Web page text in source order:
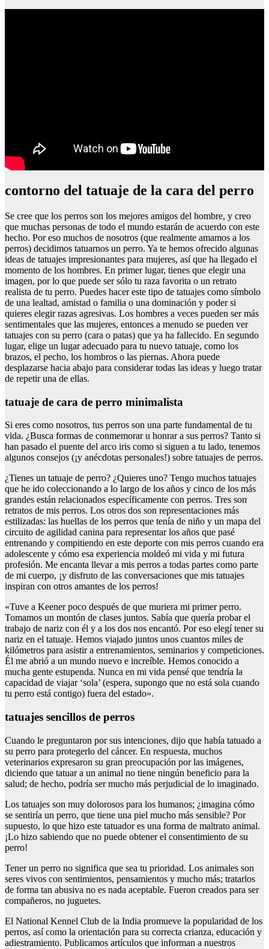
contorno del tatuaje de la cara del perro
Se cree que los perros son los mejores amigos del hombre, y creo
que muchas personas de todo el mundo estarán de acuerdo con este
hecho. Por eso muchos de nosotros (que realmente amamos a los
perros) decidimos tatuarnos un perro. Ya te hemos ofrecido algunas
ideas de tatuajes impresionantes para mujeres, así que ha llegado el
momento de los hombres. En primer lugar, tienes que elegir una
imagen, por lo que puede ser sólo tu raza favorita o un retrato
realista de tu perro. Puedes hacer este tipo de tatuajes como símbolo
de una lealtad, amistad o familia o una dominación y poder si
quieres elegir razas agresivas. Los hombres a veces pueden ser más
sentimentales que las mujeres, entonces a menudo se pueden ver
tatuajes con su perro (cara o patas) que ya ha fallecido. En segundo
lugar, elige un lugar adecuado para tu nuevo tatuaje, como los
brazos, el pecho, los hombros o las piernas. Ahora puede
desplazarse hacia abajo para considerar todas las ideas y luego tratar
de repetir una de ellas.
tatuaje de cara de perro minimalista
Si eres como nosotros, tus perros son una parte fundamental de tu
vida. ¿Busca formas de conmemorar u honrar a sus perros? Tanto si
han pasado el puente del arco iris como si siguen a tu lado, tenemos
algunos consejos (¡y anécdotas personales!) sobre tatuajes de perros.
¿Tienes un tatuaje de perro? ¿Quieres uno? Tengo muchos tatuajes
que he ido coleccionando a lo largo de los años y cinco de los más
grandes están relacionados específicamente con perros. Tres son
retratos de mis perros. Los otros dos son representaciones más
estilizadas: las huellas de los perros que tenía de niño y un mapa del
circuito de agilidad canina para representar los años que pasé
entrenando y compitiendo en este deporte con mis perros cuando era
adolescente y cómo esa experiencia moldeó mi vida y mi futura
profesión. Me encanta llevar a mis perros a todas partes como parte
de mi cuerpo, ¡y disfruto de las conversaciones que mis tatuajes
inspiran con otros amantes de los perros!
«Tuve a Keener poco después de que muriera mi primer perro.
Tomamos un montón de clases juntos. Sabía que quería probar el
trabajo de nariz con él y a los dos nos encantó. Por eso elegí tener su
nariz en el tatuaje. Hemos viajado juntos unos cuantos miles de
kilómetros para asistir a entrenamientos, seminarios y competiciones.
Él me abrió a un mundo nuevo e increíble. Hemos conocido a
mucha gente estupenda. Nunca en mi vida pensé que tendría la
capacidad de viajar ‘sola’ (espera, supongo que no está sola cuando
tu perro está contigo) fuera del estado».
tatuajes sencillos de perros
Cuando le preguntaron por sus intenciones, dijo que había tatuado a
su perro para protegerlo del cáncer. En respuesta, muchos
veterinarios expresaron su gran preocupación por las imágenes,
diciendo que tatuar a un animal no tiene ningún beneficio para la
salud; de hecho, podría ser mucho más perjudicial de lo imaginado.
Los tatuajes son muy dolorosos para los humanos; ¿imagina cómo
se sentiría un perro, que tiene una piel mucho más sensible? Por
supuesto, lo que hizo este tatuador es una forma de maltrato animal.
¡Lo hizo sabiendo que no puede obtener el consentimiento de su
perro!
Tener un perro no significa que sea tu prioridad. Los animales son
seres vivos con sentimientos, pensamientos y mucho más; tratarlos
de forma tan abusiva no es nada aceptable. Fueron creados para ser
compañeros, no juguetes.
El National Kennel Club de la India promueve la popularidad de los
perros, así como la orientación para su correcta crianza, educación y
adiestramiento. Publicamos artículos que informan a nuestros